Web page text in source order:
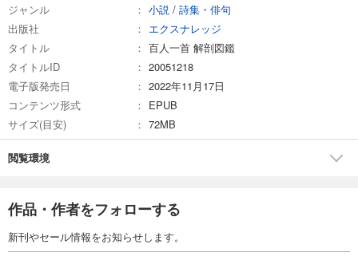
ジャンル
小説 / 詩集・俳句
出版社
エクスナレッジ
タイトル
百人一首 解剖図鑑
タイトルID
20051218
電子版発売日
2022年11月17日
コンテンツ形式
EPUB
サイズ(目安)
72MB
閲覧環境
作品・作者をフォローする
新刊やセール情報をお知らせします。